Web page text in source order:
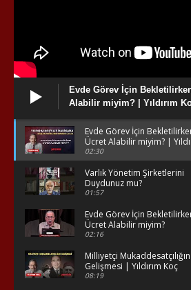
Evde Görev İçin
Alabilir miyim? | Yıldırım
Evde Görev İçin
Ücret Alabilir miyim? |
Koç'la 3 Dakikada Çalışan
02:30
Varlık Yönetim Şirketlerini
Duydunuz mu?
01:57
Evde Görev İçin
Ücret Alabilir miyim?
02:16
Milliyetçi Mukaddesatçılığın
Gelişmesi | Yıldırım Koç
08:19